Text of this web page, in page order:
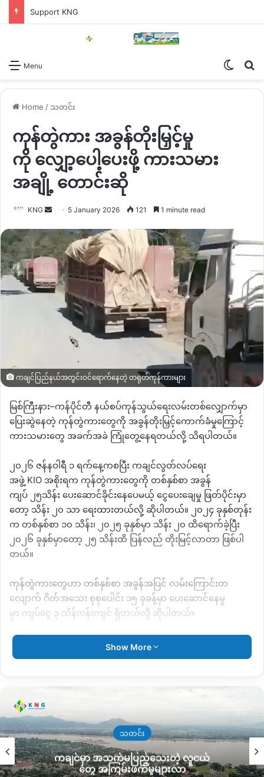
Support KNG
Menu
Home / သတင်း
ကုန်တွဲကား အခွန်တိုးမြှင့်မှု
ကို လျှော့ပေါ့ပေးဖို့ ကားသမား
အချို့ တောင်းဆို
KNG
Send
email
5 January 2026 121 1 minute read
ကချင်ပြည်နယ်အတွင်းဝင်ရောက်နေတဲ့ တရုတ်ကုန်ကားများ
မြစ်ကြီးနား–ကန်ပိုင်တီ နယ်စပ်ကုန်သွယ်ရေးလမ်းတစ်လျှောက်မှာ
ပြေးဆွဲနေတဲ့ ကုန်တွဲကားတွေကို အခွန်တိုးမြှင့်ကောက်ခံမှုကြောင့်
ကားသမားတွေ အခက်အခဲ ကြုံတွေ့နေရတယ်လို့ သိရပါတယ်။
၂၀၂၆ ဇန်နဝါရီ ၁ ရက်နေ့ကစပြီး ကချင်လွတ်လပ်ရေး
အဖွဲ့ KIO အစိုးရက ကုန်တွဲကားတွေကို တစ်နှစ်စာ အခွန်
ကျပ် ၂၅သိန်း ပေးဆောင်ခိုင်းနေပေမယ့် ငွေပေးချေမှု ဖြတ်ပိုင်းမှာ
တော့ သိန်း ၂၀ သာ ရေးထားတယ်လို့ ဆိုပါတယ်။
၂၀၂၄ ခုနှစ်တုန်း
က တစ်နှစ်စာ ၁၀ သိန်း၊
၂၀၂၅ ခုနှစ်မှာ သိန်း ၂၀ ထိရောက်ခဲ့ပြီး
၂၀၂၆ ခုနှစ်မှာတော့ ၂၅ သိန်းထိ ပြန်လည် တိုးမြင့်လာတာ ဖြစ်ပါ
တယ်။
ကုန်တွဲကားတွေဟာ တစ်နှစ်စာ အခွန်အပြင် လမ်းကြောင်းတ
လျောက် ဂိတ်အသေး စုစုပေါင်း ၁၅ ခုခန့်မှာ ပေးဆောင်နေမှု
မှာ ကျပ်ငွေ ၃ သိန်းဝန်းကျင် ရှိတယ်လို့ ဆိုပါတယ်။
ဒါတင် မကဘဲ စစ်ကောင်စီရဲ့
မိုင်းနား မဆသဂိတ်၊ လဆန်အောင်
ပြည်သူ့စစ်ဂိတ်နဲ့ လီဆူ ပြည်သူ့စစ်ဂိတ်တွေရှိနေပြီး အဲဒီဂိတ်တွေမှာ
တယ်လို့ ပြောပါတယ်။
ဂိတ်ကြေးတွေအပြင် တစ်နှစ်စာ အခွန်တွေပါ ပြန်လည် ပေးဆောင်
နေရတဲ့ ကုန်တွဲကားပိုင်ရှင်တွေ အတွက်တော့ အမြတ်အစွန်း မရရုံ
သာမက အရှုံးပေါ်မှုတွေ ဖြစ်လာတာကြောင့် အခွန်တွေကို လျှော့ပေါ့
ပေးလိုကြောင်း ကုန်ကားတွဲပိုင်ရှင်တစ်ဦးက ခုလို ပြောပါတယ်။
Show More
သတင်း
ကချင်မှာ အသက်မပြည့်သေးတဲ့ လူငယ်
တွေ အကြမ်းဖက်မှုများလာ